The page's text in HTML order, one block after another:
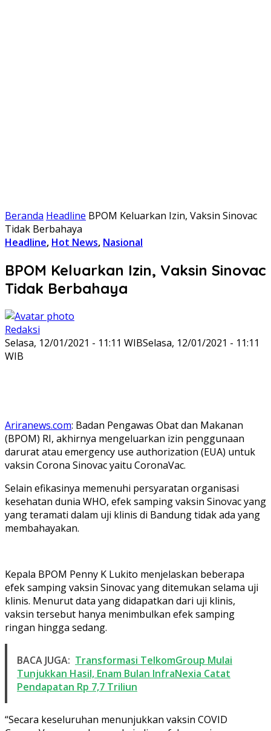
Beranda Headline BPOM Keluarkan Izin, Vaksin Sinovac
Tidak Berbahaya
Headline, Hot News, Nasional
BPOM Keluarkan Izin, Vaksin Sinovac
Tidak Berbahaya
Redaksi
Selasa, 12/01/2021 - 11:11 WIBSelasa, 12/01/2021 - 11:11
WIB
Ariranews.com: Badan Pengawas Obat dan Makanan
(BPOM) RI, akhirnya mengeluarkan izin penggunaan
darurat atau emergency use authorization (EUA) untuk
vaksin Corona Sinovac yaitu CoronaVac.
Selain efikasinya memenuhi persyaratan organisasi
kesehatan dunia WHO, efek samping vaksin Sinovac yang
yang teramati dalam uji klinis di Bandung tidak ada yang
membahayakan.
Kepala BPOM Penny K Lukito menjelaskan beberapa
efek samping vaksin Sinovac yang ditemukan selama uji
klinis. Menurut data yang didapatkan dari uji klinis,
vaksin tersebut hanya menimbulkan efek samping
ringan hingga sedang.
BACA JUGA: Transformasi TelkomGroup Mulai
Tunjukkan Hasil, Enam Bulan InfraNexia Catat
Pendapatan Rp 7,7 Triliun
“Secara keseluruhan menunjukkan vaksin COVID